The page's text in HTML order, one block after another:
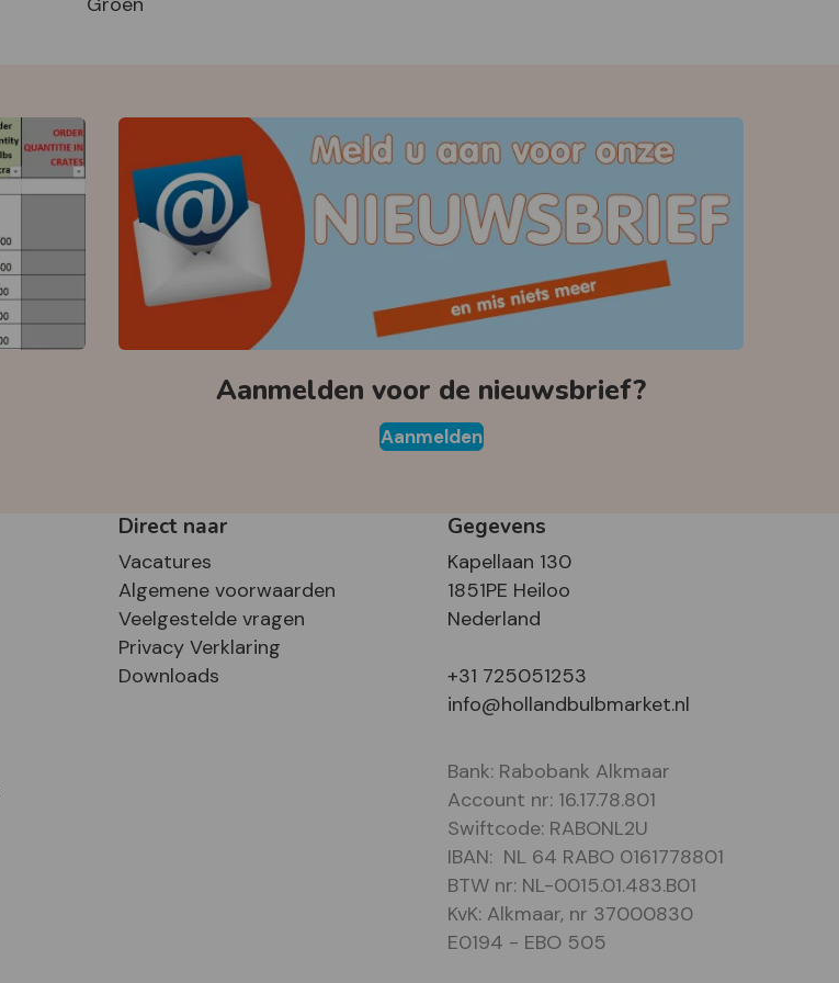
Aanmelden voor de nieuwsbrief?
Aanmelden
Direct naar
Vacatures
Algemene voorwaarden
Veelgestelde vragen
Privacy Verklaring
Downloads
Gegevens
Kapellaan 130
1851PE Heiloo
Nederland
+31 725051253
info@hollandbulbmarket.nl
Bank: Rabobank Alkmaar
Account nr: 16.17.78.801
Swiftcode: RABONL2U
IBAN: NL 64 RABO 0161778801
BTW nr: NL-0015.01.483.B01
KvK: Alkmaar, nr 37000830
E0194 - EBO 505